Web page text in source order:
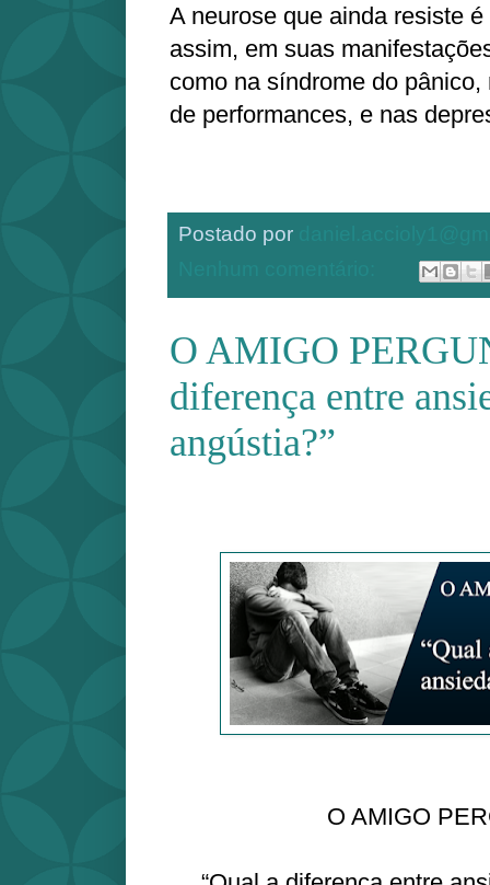
A neurose que ainda resiste
assim, em suas
como na síndrome do
de performances, e nas
Postado por
O AMIGO
diferença entre
angústia?”
O AMIGO